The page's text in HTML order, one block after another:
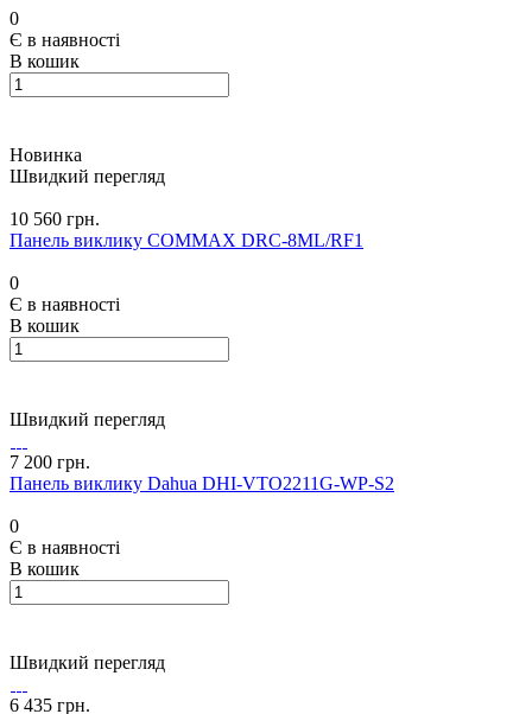
0
Є в наявності
В кошик
Новинка
Швидкий перегляд
10 560 грн.
Панель виклику COMMAX DRC-8ML/RF1
0
Є в наявності
В кошик
Швидкий перегляд
7 200 грн.
Панель виклику Dahua DHI-VTO2211G-WP-S2
0
Є в наявності
В кошик
Швидкий перегляд
6 435 грн.